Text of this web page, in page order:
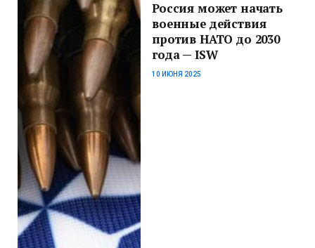
Россия может начать
военные действия
против НАТО до 2030
года — ISW
10 ИЮНЯ 2025